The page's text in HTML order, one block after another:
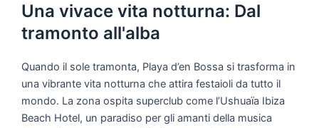
Una vivace vita notturna: Dal
tramonto all'alba
Quando il sole tramonta, Playa d’en Bossa si trasforma in
una vibrante vita notturna che attira festaioli da tutto il
mondo. La zona ospita superclub come l’Ushuaïa Ibiza
Beach Hotel, un paradiso per gli amanti della musica